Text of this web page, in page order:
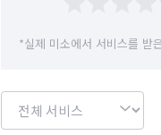
*실제 미소에서 서비스를 받